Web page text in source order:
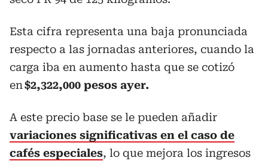
Esta cifra representa una baja pronunciada
respecto a las jornadas anteriores, cuando la
carga iba en aumento hasta que se cotizó
en$2,322,000 pesos ayer.
A este precio base se le pueden añadir
variaciones significativas en el caso de
cafés especiales, lo que mejora los ingresos